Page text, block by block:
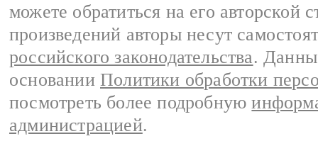
можете обратиться на его авторской
произведений авторы несут
российского законодательства.
основании Политики обработки
посмотреть более подробную
администрацией.